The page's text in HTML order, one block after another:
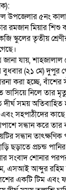
উপজেলার ৫নং
রমজান মিয়ার শিশু
স্কুলের তৃতীয়
জানা যায়, শাহজালাল
বুধবার (২১ মে) দুপুর
করা হচ্ছে,
ভাসিয়ে নিলে তার
দীর্ঘ সময় অতিবাহিত
সহপাঠীদের
সন্ধান করে
সন্ধান
ছড়াতে প্রচন্ড
সংবাদ শোনার
এসআই আব্দুর
একটি টিম এবং